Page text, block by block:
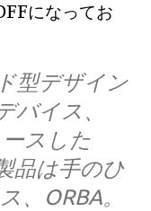
になってお
型デザイン
バイス、
スした
品は手のひ
、ORBA。